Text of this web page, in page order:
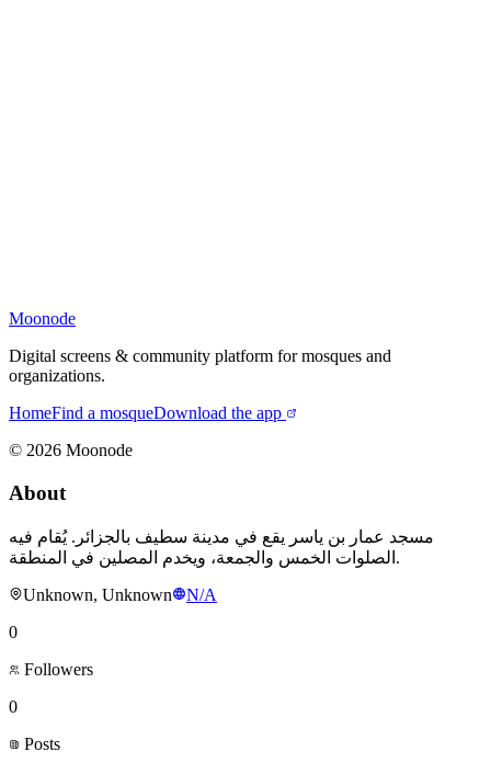
Moonode
Digital screens & community platform for mosques and
organizations.
HomeFind a mosqueDownload the app
© 2026 Moonode
About
مسجد عمار بن ياسر يقع في مدينة سطيف بالجزائر. يُقام فيه
الصلوات الخمس والجمعة، ويخدم المصلين في المنطقة.
Unknown, Unknown
N/A
0
Followers
0
Posts